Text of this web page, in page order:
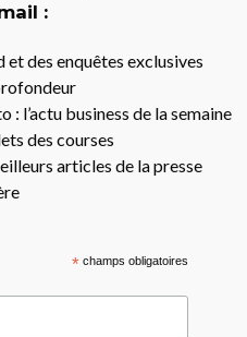
:
et des enquêtes exclusives
: l’actu business de la semaine
des courses
articles de la presse
*champs obligatoires